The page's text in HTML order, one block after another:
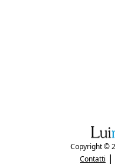
Copyright ©
Contatti |